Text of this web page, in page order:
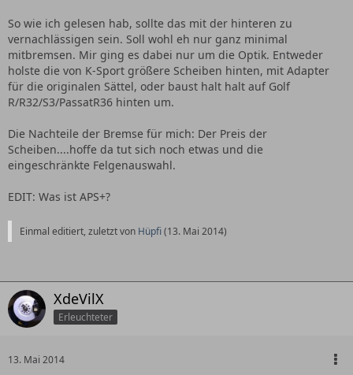
So wie ich gelesen hab, sollte das mit der hinteren zu
vernachlässigen sein. Soll wohl eh nur ganz minimal
mitbremsen. Mir ging es dabei nur um die Optik. Entweder
holste die von K-Sport größere Scheiben hinten, mit Adapter
für die originalen Sättel, oder baust halt halt auf Golf
R/R32/S3/PassatR36 hinten um.
Die Nachteile der Bremse für mich: Der Preis der
Scheiben....hoffe da tut sich noch etwas und die
eingeschränkte Felgenauswahl.
EDIT: Was ist APS+?
Einmal editiert, zuletzt von Hüpfi(13. Mai 2014)
XdeVilX
Erleuchteter
13. Mai 2014